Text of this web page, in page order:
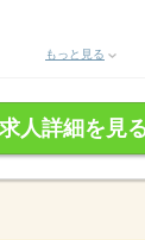
もっと見る
求人詳細を見